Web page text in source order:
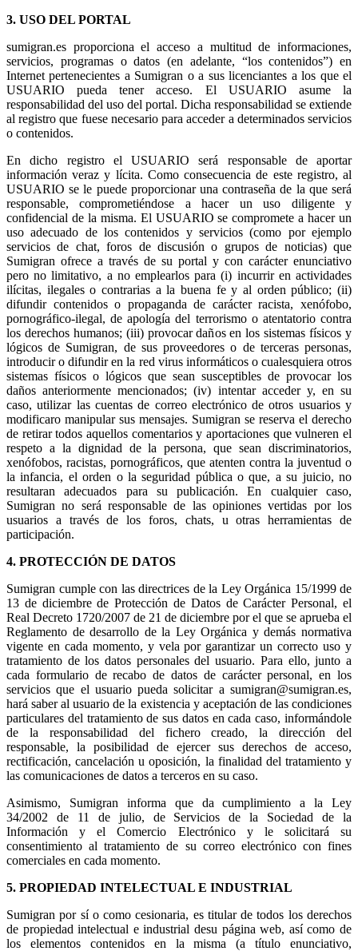
3. USO DEL PORTAL
sumigran.es proporciona el acceso a multitud de informaciones,
servicios, programas o datos (en adelante, “los contenidos”) en
Internet pertenecientes a Sumigran o a sus licenciantes a los que el
USUARIO pueda tener acceso. El USUARIO asume la
responsabilidad del uso del portal. Dicha responsabilidad se extiende
al registro que fuese necesario para acceder a determinados servicios
o contenidos.
En dicho registro el USUARIO será responsable de aportar
información veraz y lícita. Como consecuencia de este registro, al
USUARIO se le puede proporcionar una contraseña de la que será
responsable, comprometiéndose a hacer un uso diligente y
confidencial de la misma. El USUARIO se compromete a hacer un
uso adecuado de los contenidos y servicios (como por ejemplo
servicios de chat, foros de discusión o grupos de noticias) que
Sumigran ofrece a través de su portal y con carácter enunciativo
pero no limitativo, a no emplearlos para (i) incurrir en actividades
ilícitas, ilegales o contrarias a la buena fe y al orden público; (ii)
difundir contenidos o propaganda de carácter racista, xenófobo,
pornográfico-ilegal, de apología del terrorismo o atentatorio contra
los derechos humanos; (iii) provocar daños en los sistemas físicos y
lógicos de Sumigran, de sus proveedores o de terceras personas,
introducir o difundir en la red virus informáticos o cualesquiera otros
sistemas físicos o lógicos que sean susceptibles de provocar los
daños anteriormente mencionados; (iv) intentar acceder y, en su
caso, utilizar las cuentas de correo electrónico de otros usuarios y
modificaro manipular sus mensajes. Sumigran se reserva el derecho
de retirar todos aquellos comentarios y aportaciones que vulneren el
respeto a la dignidad de la persona, que sean discriminatorios,
xenófobos, racistas, pornográficos, que atenten contra la juventud o
la infancia, el orden o la seguridad pública o que, a su juicio, no
resultaran adecuados para su publicación. En cualquier caso,
Sumigran no será responsable de las opiniones vertidas por los
usuarios a través de los foros, chats, u otras herramientas de
participación.
4. PROTECCIÓN DE DATOS
Sumigran cumple con las directrices de la Ley Orgánica 15/1999 de
13 de diciembre de Protección de Datos de Carácter Personal, el
Real Decreto 1720/2007 de 21 de diciembre por el que se aprueba el
Reglamento de desarrollo de la Ley Orgánica y demás normativa
vigente en cada momento, y vela por garantizar un correcto uso y
tratamiento de los datos personales del usuario. Para ello, junto a
cada formulario de recabo de datos de carácter personal, en los
servicios que el usuario pueda solicitar a sumigran@sumigran.es,
hará saber al usuario de la existencia y aceptación de las condiciones
particulares del tratamiento de sus datos en cada caso, informándole
de la responsabilidad del fichero creado, la dirección del
responsable, la posibilidad de ejercer sus derechos de acceso,
rectificación, cancelación u oposición, la finalidad del tratamiento y
las comunicaciones de datos a terceros en su caso.
Asimismo, Sumigran informa que da cumplimiento a la Ley
34/2002 de 11 de julio, de Servicios de la Sociedad de la
Información y el Comercio Electrónico y le solicitará su
consentimiento al tratamiento de su correo electrónico con fines
comerciales en cada momento.
5. PROPIEDAD INTELECTUAL E INDUSTRIAL
Sumigran por sí o como cesionaria, es titular de todos los derechos
de propiedad intelectual e industrial desu página web, así como de
los elementos contenidos en la misma (a título enunciativo,